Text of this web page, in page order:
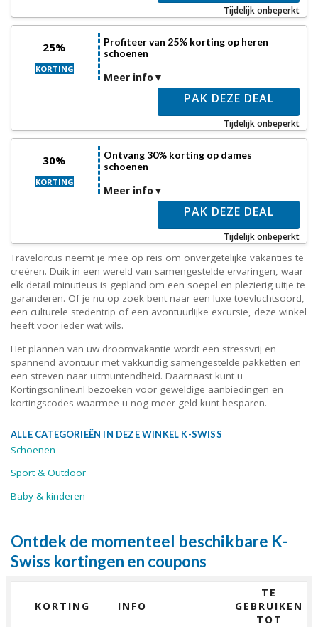
Tijdelijk onbeperkt
25%
KORTING
Profiteer van 25% korting op heren
schoenen
Meer info
PAK DEZE DEAL
Tijdelijk onbeperkt
30%
KORTING
Ontvang 30% korting op dames
schoenen
Meer info
PAK DEZE DEAL
Tijdelijk onbeperkt
Travelcircus neemt je mee op reis om onvergetelijke vakanties te
creëren. Duik in een wereld van samengestelde ervaringen, waar
elk detail minutieus is gepland om een soepel en plezierig uitje te
garanderen. Of je nu op zoek bent naar een luxe toevluchtsoord,
een culturele stedentrip of een avontuurlijke excursie, deze winkel
heeft voor ieder wat wils.
Het plannen van uw droomvakantie wordt een stressvrij en
spannend avontuur met vakkundig samengestelde pakketten en
een streven naar uitmuntendheid. Daarnaast kunt u
Kortingsonline.nl bezoeken voor geweldige aanbiedingen en
kortingscodes waarmee u nog meer geld kunt besparen.
ALLE CATEGORIEËN IN DEZE WINKEL K-SWISS
Schoenen
Sport & Outdoor
Baby & kinderen
Ontdek de momenteel beschikbare K-
Swiss kortingen en coupons
KORTING INFO
TE
GEBRUIKEN
TOT